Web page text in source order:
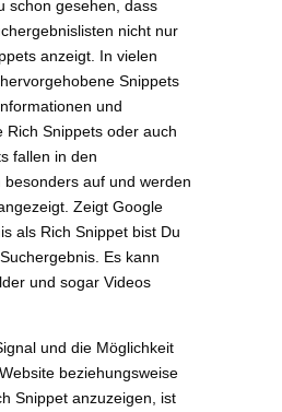
schon gesehen, dass
nicht nur
anzeigt. In vielen
Snippets
und
Rich Snippets oder auch
fallen in den
besonders auf und werden
Zeigt Google
als Rich Snippet bist Du
Es kann
und sogar Videos
und die Möglichkeit
beziehungsweise
Snippet anzuzeigen, ist